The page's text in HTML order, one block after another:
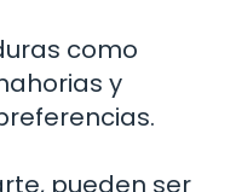
como
y
pueden ser